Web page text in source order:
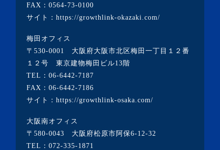
・2016年4月(2記事)
FAX：0564-73-0100
サイト： https://growthlink-okazaki.com/
梅田オフィス
〒530-0001 大阪府大阪市北区梅田一丁目１２番
１２号 東京建物梅田ビル13階
TEL： 06-6442-7187
FAX：06-6442-7186
サイト： https://growthlink-osaka.com/
大阪南オフィス
〒580-0043 大阪府松原市阿保6-12-32
TEL： 072-335-1871